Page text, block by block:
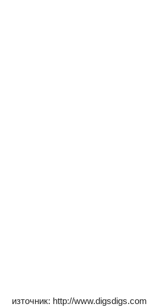
източник: http://www.digsdigs.com